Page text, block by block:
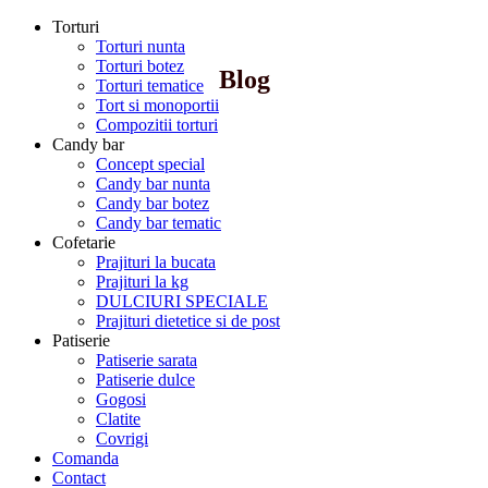
Torturi
Torturi nunta
Torturi botez
Torturi tematice
Tort si monoportii
Compozitii torturi
Candy bar
Concept special
Candy bar nunta
Candy bar botez
Candy bar tematic
Cofetarie
Prajituri la bucata
Prajituri la kg
DULCIURI SPECIALE
Prajituri dietetice si de post
Patiserie
Patiserie sarata
Patiserie dulce
Gogosi
Clatite
Covrigi
Comanda
Contact
Blog